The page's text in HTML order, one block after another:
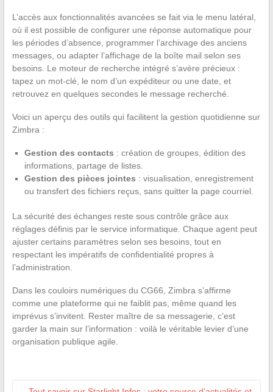
L’accès aux fonctionnalités avancées se fait via le menu latéral,
où il est possible de configurer une réponse automatique pour
les périodes d’absence, programmer l’archivage des anciens
messages, ou adapter l’affichage de la boîte mail selon ses
besoins. Le moteur de recherche intégré s’avère précieux :
tapez un mot-clé, le nom d’un expéditeur ou une date, et
retrouvez en quelques secondes le message recherché.
Voici un aperçu des outils qui facilitent la gestion quotidienne sur
Zimbra :
Gestion des contacts : création de groupes, édition des
informations, partage de listes.
Gestion des pièces jointes : visualisation, enregistrement
ou transfert des fichiers reçus, sans quitter la page courriel.
La sécurité des échanges reste sous contrôle grâce aux
réglages définis par le service informatique. Chaque agent peut
ajuster certains paramètres selon ses besoins, tout en
respectant les impératifs de confidentialité propres à
l’administration.
Dans les couloirs numériques du CG66, Zimbra s’affirme
comme une plateforme qui ne faiblit pas, même quand les
imprévus s’invitent. Rester maître de sa messagerie, c’est
garder la main sur l’information : voilà le véritable levier d’une
organisation publique agile.